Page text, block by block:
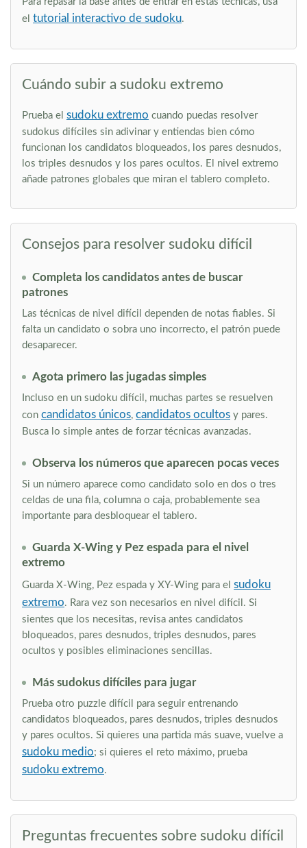
el tutorial interactivo de sudoku.
Cuándo subir a sudoku extremo
Prueba el sudoku extremo cuando puedas resolver
sudokus difíciles sin adivinar y entiendas bien cómo
funcionan los candidatos bloqueados, los pares desnudos,
los triples desnudos y los pares ocultos. El nivel extremo
añade patrones globales que miran el tablero completo.
Consejos para resolver sudoku difícil
Completa los candidatos antes de buscar
patrones
Las técnicas de nivel difícil dependen de notas fiables. Si
falta un candidato o sobra uno incorrecto, el patrón puede
desaparecer.
Agota primero las jugadas simples
Incluso en un sudoku difícil, muchas partes se resuelven
con candidatos únicos, candidatos ocultos y pares.
Busca lo simple antes de forzar técnicas avanzadas.
Observa los números que aparecen pocas veces
Si un número aparece como candidato solo en dos o tres
celdas de una fila, columna o caja, probablemente sea
importante para desbloquear el tablero.
Guarda X-Wing y Pez espada para el nivel
extremo
Guarda X-Wing, Pez espada y XY-Wing para el sudoku
extremo. Rara vez son necesarios en nivel difícil. Si
sientes que los necesitas, revisa antes candidatos
bloqueados, pares desnudos, triples desnudos, pares
ocultos y posibles eliminaciones sencillas.
Más sudokus difíciles para jugar
Prueba otro puzzle difícil para seguir entrenando
candidatos bloqueados, pares desnudos, triples desnudos
y pares ocultos. Si quieres una partida más suave, vuelve a
sudoku medio; si quieres el reto máximo, prueba
sudoku extremo.
Preguntas frecuentes sobre sudoku difícil